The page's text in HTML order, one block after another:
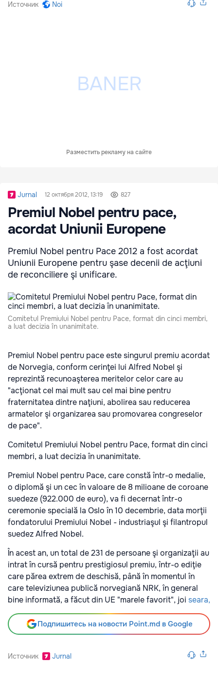
Источник Noi
Разместить рекламу на сайте
Jurnal 12 октября 2012, 13:19 827
Premiul Nobel pentru pace,
acordat Uniunii Europene
Premiul Nobel pentru Pace 2012 a fost acordat
Uniunii Europene pentru şase decenii de acţiuni
de reconciliere şi unificare.
Comitetul Premiului Nobel pentru Pace, format din cinci membri,
a luat decizia în unanimitate.
Premiul Nobel pentru pace este singurul premiu acordat
de Norvegia, conform cerinţei lui Alfred Nobel şi
reprezintă recunoaşterea meritelor celor care au
"acţionat cel mai mult sau cel mai bine pentru
fraternitatea dintre naţiuni, abolirea sau reducerea
armatelor şi organizarea sau promovarea congreselor
de pace".
Comitetul Premiului Nobel pentru Pace, format din cinci
membri, a luat decizia în unanimitate.
Premiul Nobel pentru Pace, care constă într-o medalie,
o diplomă şi un cec în valoare de 8 milioane de coroane
suedeze (922.000 de euro), va fi decernat într-o
ceremonie specială la Oslo în 10 decembrie, data morţii
fondatorului Premiului Nobel - industriaşul şi filantropul
suedez Alfred Nobel.
În acest an, un total de 231 de persoane şi organizaţii au
intrat în cursă pentru prestigiosul premiu, într-o ediţie
care părea extrem de deschisă, până în momentul în
care televiziunea publică norvegiană NRK, în general
bine informată, a făcut din UE "marele favorit", joi seara,
Подпишитесь на новости Point.md в Google
Источник Jurnal